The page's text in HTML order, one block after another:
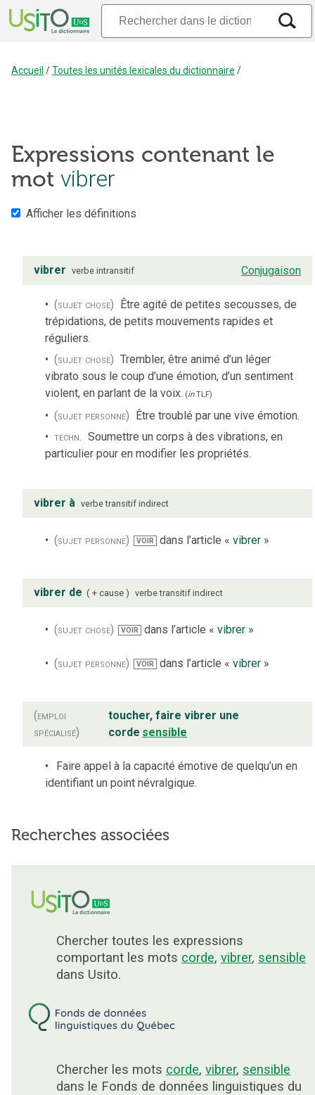
Accueil /Toutes les unités lexicales du dictionnaire /
Expressions contenant le
mot vibrer
Afficher les définitions
vibrer verbe intransitif Conjugaison
(sujet chose) Être agité de petites secousses, de
trépidations, de petits mouvements rapides et
réguliers.
(sujet chose) Trembler, être animé d’un léger
vibrato sous le coup d’une émotion, d’un sentiment
violent, en parlant de la voix. (inTLF)
(sujet personne) Être troublé par une vive émotion.
techn. Soumettre un corps à des vibrations, en
particulier pour en modifier les propriétés.
vibrer à verbe transitif indirect
(sujet personne) VOIR dans l’article « vibrer»
vibrer de + cause verbe transitif indirect
(sujet chose) VOIR dans l’article « vibrer»
(sujet personne) VOIR dans l’article « vibrer»
(emploi
spécialisé)
toucher, faire vibrer une
corde sensible
Faire appel à la capacité émotive de quelqu’un en
identifiant un point névralgique.
Recherches associées
Chercher toutes les expressions
comportant les mots corde, vibrer, sensible
dans Usito.
Chercher les mots corde, vibrer, sensible
dans le Fonds de données linguistiques du